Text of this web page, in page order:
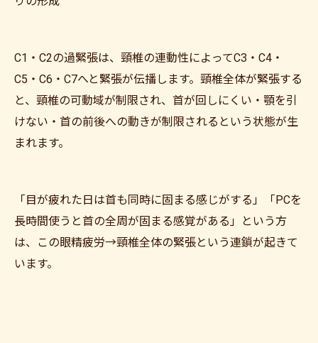
C1・C2の過緊張は、頸椎の連動性によってC3・C4・
C5・C6・C7へと緊張が伝播します。頸椎全体が緊張する
と、頸椎の可動域が制限され、首が回しにくい・顎を引
けない・首の前後への動きが制限されるという状態が生
まれます。
「目が疲れた日は首も同時に固まる感じがする」「PCを
長時間使うと首の全周が固まる感覚がある」という方
は、この眼精疲労→頸椎全体の緊張という連鎖が起きて
います。